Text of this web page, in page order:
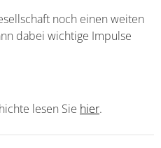
noch einen weiten
dabei wichtige Impulse
lesen Sie hier.